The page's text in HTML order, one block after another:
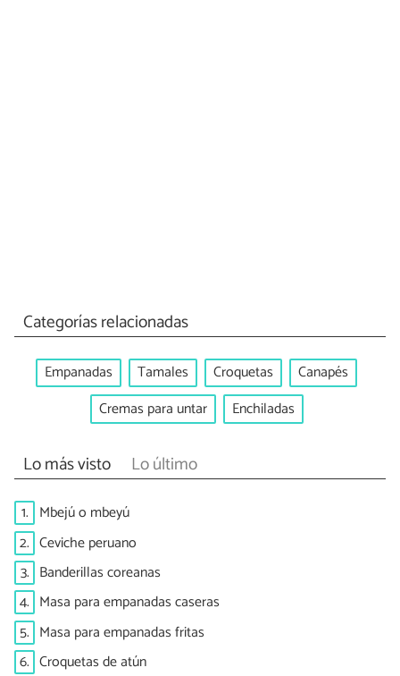
Categorías relacionadas
Empanadas Tamales Croquetas
Canapés
Cremas para untar
Enchiladas
Lo más visto Lo último
1. Mbejú o mbeyú
2. Ceviche peruano
3. Banderillas coreanas
4. Masa para empanadas caseras
5. Masa para empanadas fritas
6. Croquetas de atún